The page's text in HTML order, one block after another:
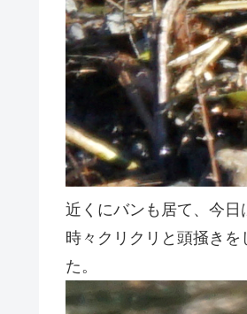
近くにバンも居て、今日
時々クリクリと頭掻き
た。